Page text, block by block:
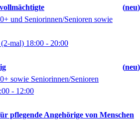
neu
und Seniorinnen/Senioren sowie
(2-mal) 18:00 - 20:00
neu
sowie Seniorinnen/Senioren
- 12:00
pflegende Angehörige von Menschen